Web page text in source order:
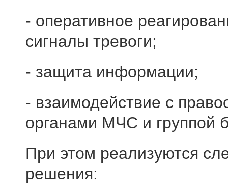
- оперативное
сигналы тревоги;
- защита информации;
- взаимодействие с
органами МЧС и группой
При этом реализуются
решения: